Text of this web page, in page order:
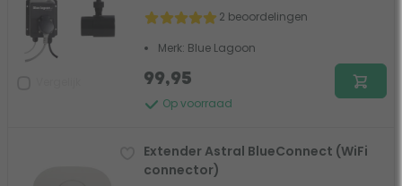
2 beoordelingen
Merk: Blue Lagoon
Op voorraad
99,95
Extender Astral BlueConnect (WiFi
connector)